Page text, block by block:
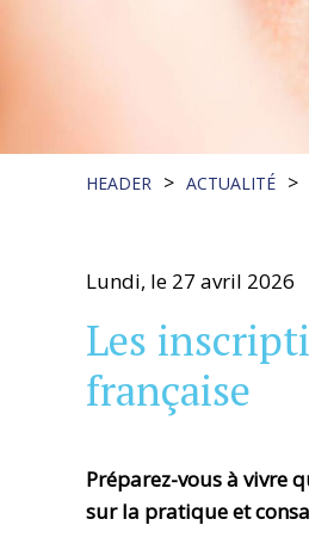
HEADER > ACTUALITÉ >
Lundi, le 27 avril 2026
Les
française
Préparez-vous à vivre
sur la pratique et